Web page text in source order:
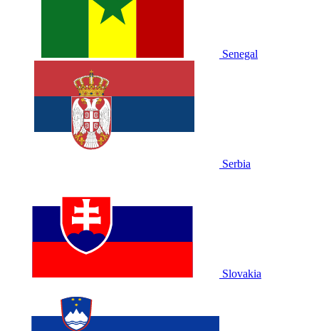
Senegal
Serbia
Slovakia